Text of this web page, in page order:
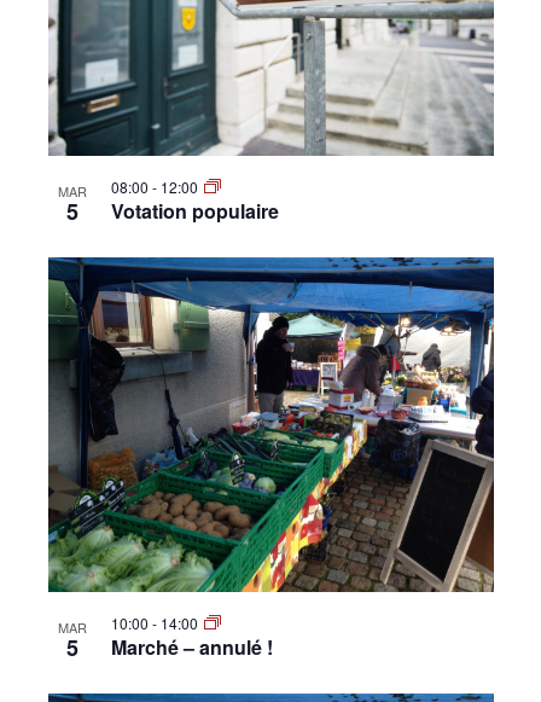
Canton
MAR
5
08:00 - 12:00
Votation populaire
MAR
5
10:00 - 14:00
Marché – annulé !